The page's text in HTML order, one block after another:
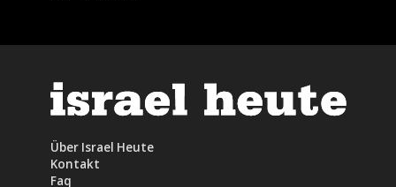
Über Israel Heute
Kontakt
Faq